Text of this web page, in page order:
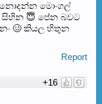
නොදන්න මොංගල්
😇 පේන බවට
🥴 කියල හිතුන
Report
+16